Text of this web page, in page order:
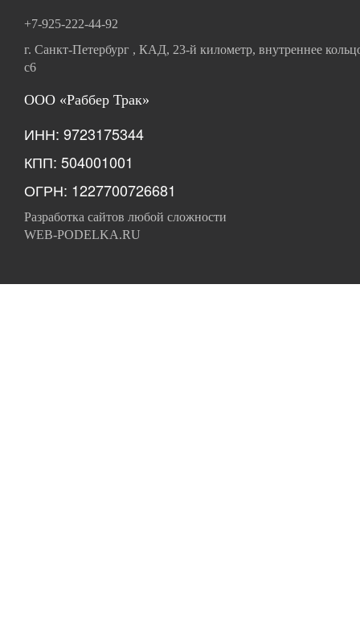
+7-925-222-44-92
г. Санкт-Петербург , КАД, 23-й километр, внутреннее
с6
ООО «Раббер Трак»
ИНН: 9723175344
КПП: 504001001
ОГРН: 1227700726681
Разработка сайтов любой сложности
WEB-PODELKA.RU